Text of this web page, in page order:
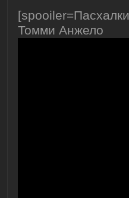
Томми Анжело